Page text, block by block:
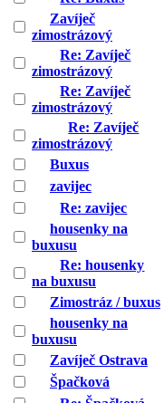
Zavíječ
zimostrázový
Re: Zavíječ
zimostrázový
Re: Zavíječ
zimostrázový
Re: Zavíječ
zimostrázový
Buxus
zavijec
Re: zavijec
housenky na
buxusu
Re: housenky
na buxusu
Zimostráz / buxus
housenky na
buxusu
Zavíječ Ostrava
Špačková